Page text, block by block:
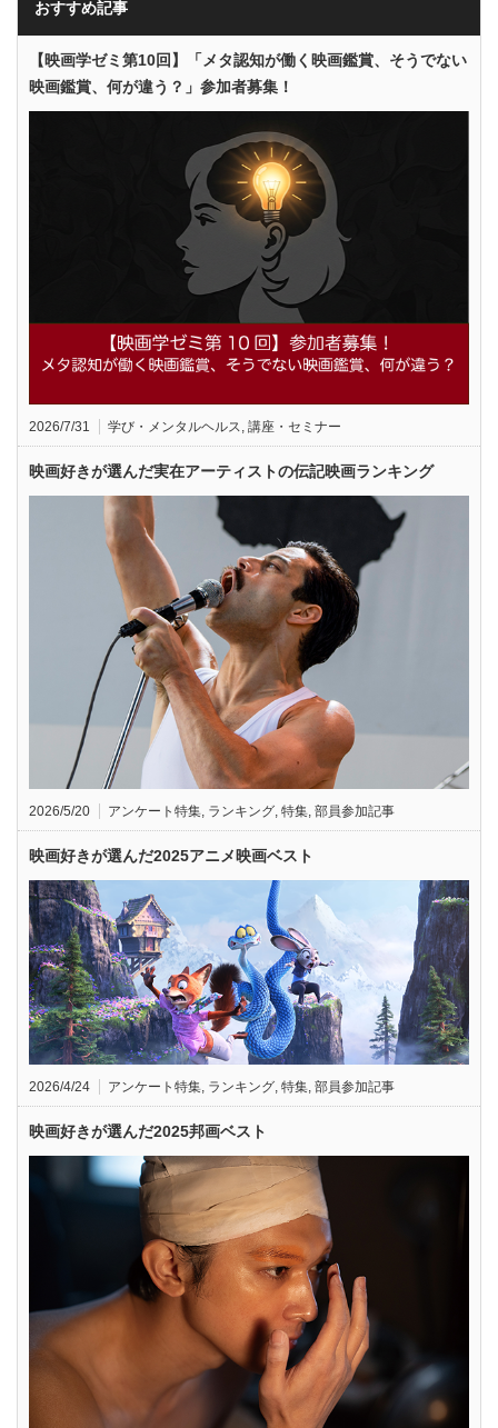
おすすめ記事
【映画学ゼミ第10回】「メタ認知が働く映画鑑賞、そうでない
映画鑑賞、何が違う？」参加者募集！
2026/7/31 学び・メンタルヘルス, 講座・セミナー
映画好きが選んだ実在アーティストの伝記映画ランキング
2026/5/20 アンケート特集, ランキング, 特集, 部員参加記事
映画好きが選んだ2025アニメ映画ベスト
2026/4/24 アンケート特集, ランキング, 特集, 部員参加記事
映画好きが選んだ2025邦画ベスト